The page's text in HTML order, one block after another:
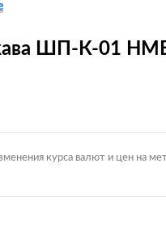
ШП-К-01
курса валют и цен на